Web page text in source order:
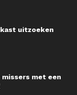
uitzoeken
missers met een